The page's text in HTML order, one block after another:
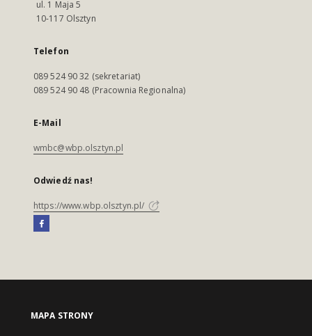
ul. 1 Maja 5
10-117 Olsztyn
Telefon
089 524 90 32 (sekretariat)
089 524 90 48 (Pracownia Regionalna)
E-Mail
wmbc@wbp.olsztyn.pl
Odwiedź nas!
https://www.wbp.olsztyn.pl/
MAPA STRONY